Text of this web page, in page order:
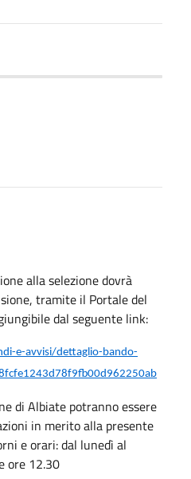
alla selezione dovrà
tramite il Portale del
dal seguente link:
e-avvisi/dettaglio-bando-
di Albiate potranno essere
in merito alla presente
e orari: dal lunedì al
ore 12.30